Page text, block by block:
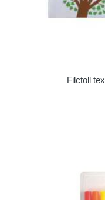
Filctoll